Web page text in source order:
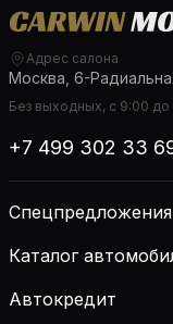
Адрес салона
Москва, 6-
Без выходных, с 9:00 до
+7 499 302 33
Каталог
Автокредит